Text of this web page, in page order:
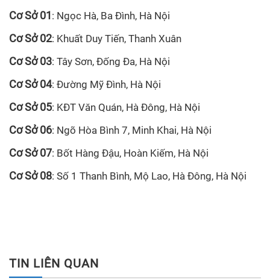
Cơ Sở 01 : Ngọc Hà, Ba Đình, Hà Nội
Cơ Sở 02: Khuất Duy Tiến, Thanh Xuân
Cơ Sở 03: Tây Sơn, Đống Đa, Hà Nội
Cơ Sở 04: Đường Mỹ Đình, Hà Nội
Cơ Sở 05: KĐT Văn Quán, Hà Đông, Hà Nội
Cơ Sở 06: Ngõ Hòa Bình 7, Minh Khai, Hà Nội
Cơ Sở 07: Bốt Hàng Đậu, Hoàn Kiếm, Hà Nội
Cơ Sở 08: Số 1 Thanh Bình, Mộ Lao, Hà Đông, Hà Nội
TIN LIÊN QUAN